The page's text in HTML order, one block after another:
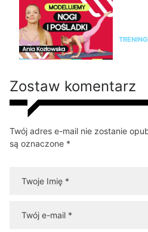
Zostaw komentarz
Twój adres e-mail nie zostanie
są oznaczone *